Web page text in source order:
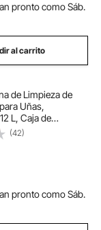
pronto como Sáb.
al carrito
de Limpieza de
Uñas,
L, Caja de
con
de Vidrio
de Onda de
de Uñas
(42)
pronto como Sáb.